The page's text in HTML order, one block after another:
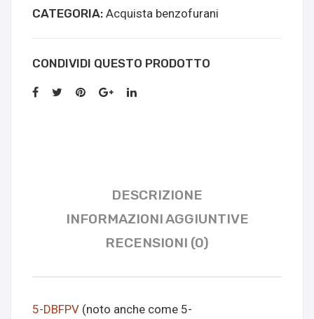
CATEGORIA: Acquista benzofurani
CONDIVIDI QUESTO PRODOTTO
DESCRIZIONE
INFORMAZIONI AGGIUNTIVE
RECENSIONI (0)
5-DBFPV (noto anche come 5-